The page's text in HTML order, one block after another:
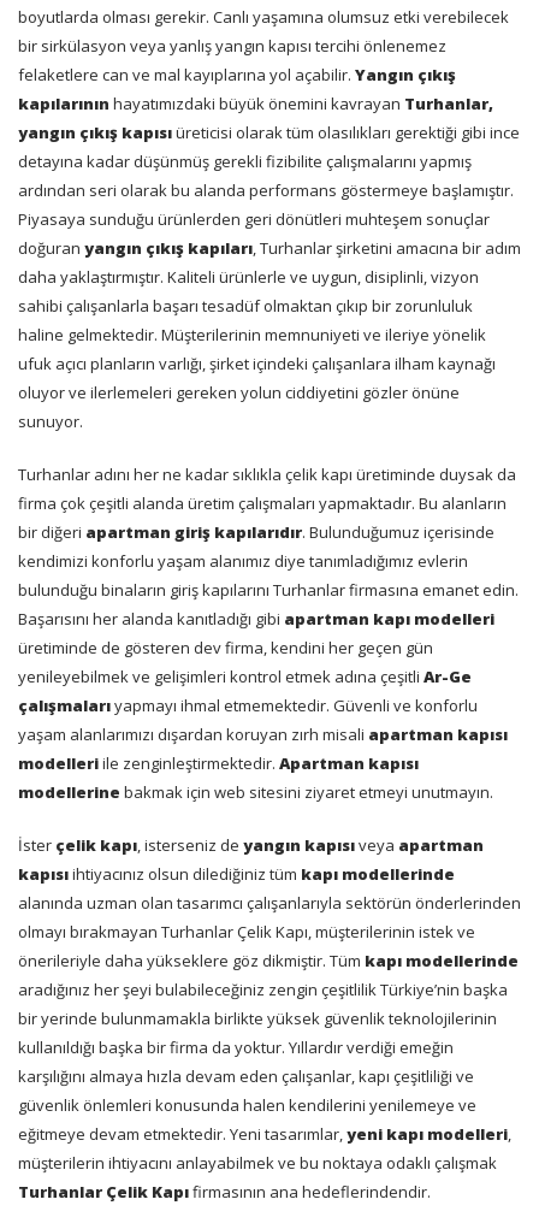
boyutlarda olması gerekir. Canlı yaşamına olumsuz etki verebilecek
bir sirkülasyon veya yanlış yangın kapısı tercihi önlenemez
felaketlere can ve mal kayıplarına yol açabilir. Yangın çıkış
kapılarının hayatımızdaki büyük önemini kavrayan Turhanlar,
yangın çıkış kapısıüreticisi olarak tüm olasılıkları gerektiği gibi ince
detayına kadar düşünmüş gerekli fizibilite çalışmalarını yapmış
ardından seri olarak bu alanda performans göstermeye başlamıştır.
Piyasaya sunduğu ürünlerden geri dönütleri muhteşem sonuçlar
doğuran yangın çıkış kapıları, Turhanlar şirketini amacına bir adım
daha yaklaştırmıştır. Kaliteli ürünlerle ve uygun, disiplinli, vizyon
sahibi çalışanlarla başarı tesadüf olmaktan çıkıp bir zorunluluk
haline gelmektedir. Müşterilerinin memnuniyeti ve ileriye yönelik
ufuk açıcı planların varlığı, şirket içindeki çalışanlara ilham kaynağı
oluyor ve ilerlemeleri gereken yolun ciddiyetini gözler önüne
sunuyor.
Turhanlar adını her ne kadar sıklıkla çelik kapı üretiminde duysak da
firma çok çeşitli alanda üretim çalışmaları yapmaktadır. Bu alanların
bir diğeri apartman giriş kapılarıdır. Bulunduğumuz içerisinde
kendimizi konforlu yaşam alanımız diye tanımladığımız evlerin
bulunduğu binaların giriş kapılarını Turhanlar firmasına emanet edin.
Başarısını her alanda kanıtladığı gibi apartman kapı modelleri
üretiminde de gösteren dev firma, kendini her geçen gün
yenileyebilmek ve gelişimleri kontrol etmek adına çeşitli Ar-Ge
çalışmalarıyapmayı ihmal etmemektedir. Güvenli ve konforlu
yaşam alanlarımızı dışardan koruyan zırh misali apartman kapısı
modelleriile zenginleştirmektedir. Apartman kapısı
modellerine bakmak için web sitesini ziyaret etmeyi unutmayın.
İster çelik kapı, isterseniz de yangın kapısıveya apartman
kapısıihtiyacınız olsun dilediğiniz tüm kapı modellerinde
alanında uzman olan tasarımcı çalışanlarıyla sektörün önderlerinden
olmayı bırakmayan Turhanlar Çelik Kapı, müşterilerinin istek ve
önerileriyle daha yükseklere göz dikmiştir. Tüm kapı modellerinde
aradığınız her şeyi bulabileceğiniz zengin çeşitlilik Türkiye’nin başka
bir yerinde bulunmamakla birlikte yüksek güvenlik teknolojilerinin
kullanıldığı başka bir firma da yoktur. Yıllardır verdiği emeğin
karşılığını almaya hızla devam eden çalışanlar, kapı çeşitliliği ve
güvenlik önlemleri konusunda halen kendilerini yenilemeye ve
eğitmeye devam etmektedir. Yeni tasarımlar,yeni kapı modelleri,
müşterilerin ihtiyacını anlayabilmek ve bu noktaya odaklı çalışmak
Turhanlar Çelik Kapıfirmasının ana hedeflerindendir.